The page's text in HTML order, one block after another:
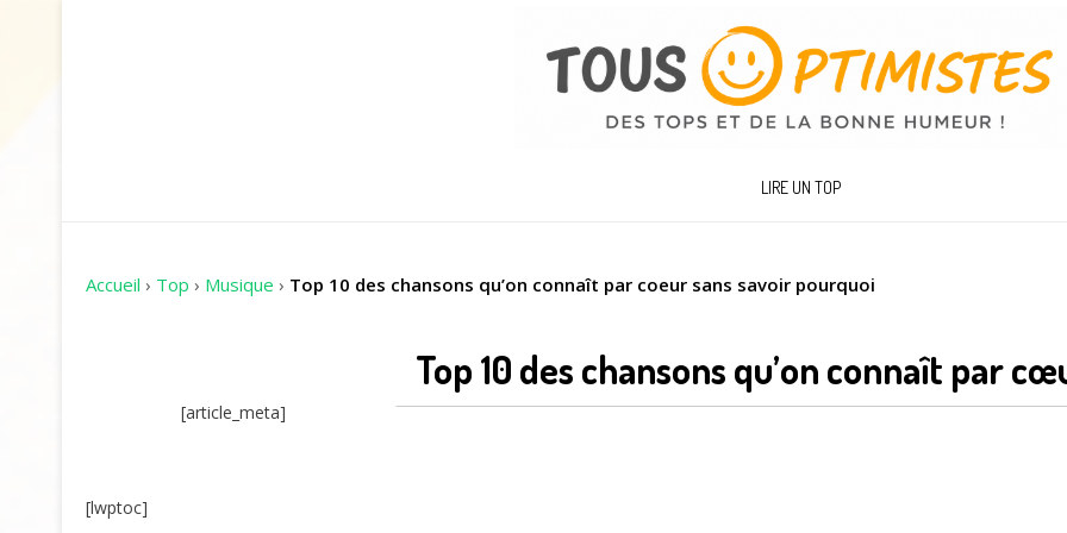
LIRE UN TOP
Accueil › Top › Musique › Top 10 des chansons qu’on connaît par coeur sans savoir pourquoi
Top 10 des chansons qu’on connaît par
[article_meta]
[lwptoc]